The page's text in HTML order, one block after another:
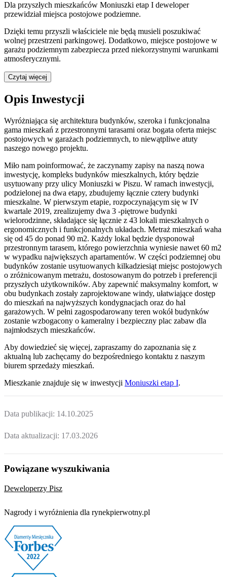
Dla przyszłych mieszkańców Moniuszki etap I deweloper
przewidziałmiejsca postojowe podziemne.
Dzięki temu przyszli właściciele nie będą musieli poszukiwać
wolnej przestrzeni parkingowej. Dodatkowo, miejsce postojowe w
garażu podziemnym zabezpiecza przed niekorzystnymi warunkami
atmosferycznymi.
Czytaj więcej
Opis Inwestycji
Wyróżniająca się architektura budynków, szeroka i funkcjonalna
gama mieszkań z przestronnymi tarasami oraz bogata oferta miejsc
postojowych w garażach podziemnych, to niewątpliwe atuty
naszego nowego projektu.
Miło nam poinformować, że zaczynamy zapisy na naszą nowa
inwestycję, kompleks budynków mieszkalnych, który będzie
usytuowany przy ulicy Moniuszki w Piszu. W ramach inwestycji,
podzielonej na dwa etapy, zbudujemy łącznie cztery budynki
mieszkalne. W pierwszym etapie, rozpoczynającym się w IV
kwartale 2019, zrealizujemy dwa 3 -piętrowe budynki
wielorodzinne, składające się łącznie z 43 lokali mieszkalnych o
ergonomicznych i funkcjonalnych układach. Metraż mieszkań waha
się od 45 do ponad 90 m2. Każdy lokal będzie dysponował
przestronnym tarasem, którego powierzchnia wyniesie nawet 60 m2
w wypadku największych apartamentów. W części podziemnej obu
budynków zostanie usytuowanych kilkadziesiąt miejsc postojowych
o zróżnicowanym metrażu, dostosowanym do potrzeb i preferencji
przyszłych użytkowników. Aby zapewnić maksymalny komfort, w
obu budynkach zostały zaprojektowane windy, ułatwiające dostęp
do mieszkań na najwyższych kondygnacjach oraz do hal
garażowych. W pełni zagospodarowany teren wokół budynków
zostanie wzbogacony o kameralny i bezpieczny plac zabaw dla
najmłodszych mieszkańców.
Aby dowiedzieć się więcej, zapraszamy do zapoznania się z
aktualną lub zachęcamy do bezpośredniego kontaktu z naszym
biurem sprzedaży mieszkań.
Mieszkanie znajduje się w inwestycji Moniuszki etap I.
Data publikacji: 14.10.2025
Data aktualizacji: 17.03.2026
Powiązane wyszukiwania
Deweloperzy Pisz
Nagrody i wyróżnienia dla rynekpierwotny.pl